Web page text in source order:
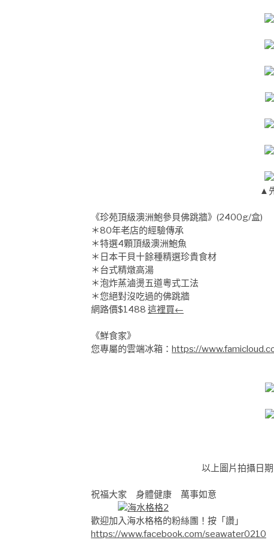
▲
《珍苑頂級澳洲鮑參貝佛跳牆》(2400g/盒)
＊80年老店的經驗傳承
＊特選4顆頂級澳洲鮑魚
＊日本干貝十餘種精選珍貴食材
＊台式精燉高湯
＊泡炸蒸滷燙五道粵式工法
＊您絕對沒吃過的佛跳牆
網路價$1488 這裡買←
《鮮食家》
您專屬的雲端冰箱： https://
以上圖片拍攝日
祝福大家 身體健康 萬事如意
歡迎加入海水格格的粉絲團！按「讚」
https://www.facebook.com/seawater0210